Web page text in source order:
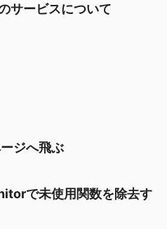
サービスについて
ジへ飛ぶ
で未使用関数を除去す